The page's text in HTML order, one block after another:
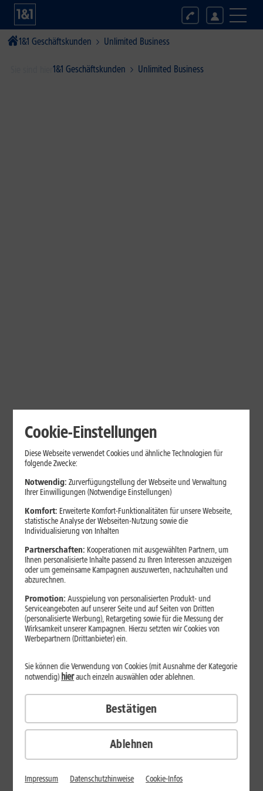
1&1 Geschäftskunden Unlimited Business
1&1 Geschäftskunden Unlimited Business
1&1 All-Net-Flat
Cookie-Einstellungen
Diese Webseite verwendet Cookies und ähnliche Technologien für
folgende Zwecke:
Notwendig: Zurverfügungstellung der Webseite und Verwaltung
Ihrer Einwilligungen (Notwendige Einstellungen)
Komfort: Erweiterte Komfort-Funktionalitäten für unsere Webseite,
statistische Analyse der Webseiten-Nutzung sowie die
Individualisierung von Inhalten
Partnerschaften: Kooperationen mit ausgewählten Partnern, um
Ihnen personalisierte Inhalte passend zu Ihren Interessen anzuzeigen
oder um gemeinsame Kampagnen auszuwerten, nachzuhalten und
abzurechnen.
Promotion:Ausspielung von personalisierten Produkt- und
Serviceangeboten auf unserer Seite und auf Seiten von Dritten
(personalisierte Werbung), Retargeting sowie für die Messung der
Wirksamkeit unserer Kampagnen. Hierzu setzten wir Cookies von
Werbepartnern (Drittanbieter) ein.
Ablehnen
Sie können die Verwendung von Cookies (mit Ausnahme der Kategorie
notwendig)hierauch einzeln auswählen oder ablehnen.
Bestätigen
Impressum Datenschutzhinweise Cookie-Infos